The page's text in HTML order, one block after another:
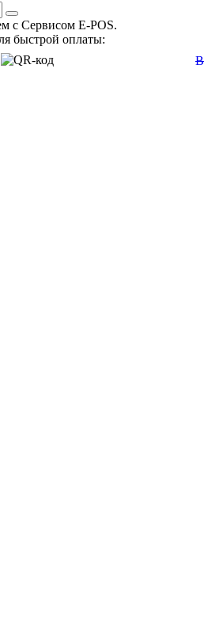
с Сервисом E-POS.
быстрой оплаты: